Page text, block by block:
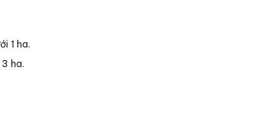
1 ha.
ha.